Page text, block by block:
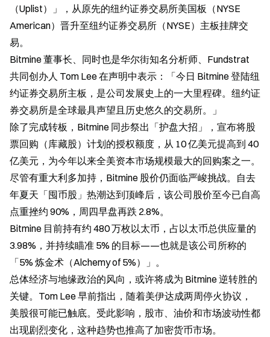
（Uplist）」，从原先的纽约证券交易所美国板（NYSE
American）晋升至纽约证券交易所（NYSE）主板挂牌交
易。
Bitmine 董事长、同时也是华尔街知名分析师、Fundstrat
共同创办人 Tom Lee 在声明中表示：「今日 Bitmine 登陆纽
约证券交易所主板，是公司发展史上的一大里程碑。纽约证
券交易所是全球最具声望且历史悠久的交易所。」
除了完成转板，Bitmine 同步祭出「护盘大招」，宣布将股
票回购（库藏股）计划的授权额度，从 10 亿美元提高到 40
尽管有重大利多加持，Bitmine 股价仍面临严峻挑战。自去
年夏天「囤币股」热潮达到顶峰后，该公司股价至今已自高
点重挫约 90%，周四早盘再跌 2.8%。
Bitmine 目前持有约 480 万枚以太币，占以太币总供应量的
3.98%，并持续瞄准 5% 的目标——也就是该公司所称的
「5% 炼金术（Alchemy of 5%）」。
总体经济与地缘政治的风向，或许将成为 Bitmine 逆转胜的
关键。Tom Lee 早前指出，随着美伊达成两周停火协议，
美股很可能已触底。受此影响，股市、油价和市场波动性都
出现剧烈变化，这种趋势也推高了加密货币市场。